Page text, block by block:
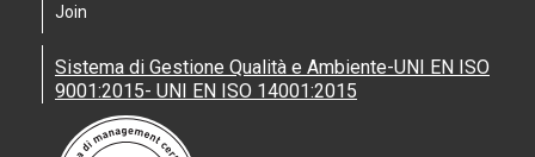
Join
Sistema di Gestione Qualità e Ambiente-UNI EN ISO
9001:2015- UNI EN ISO 14001:2015